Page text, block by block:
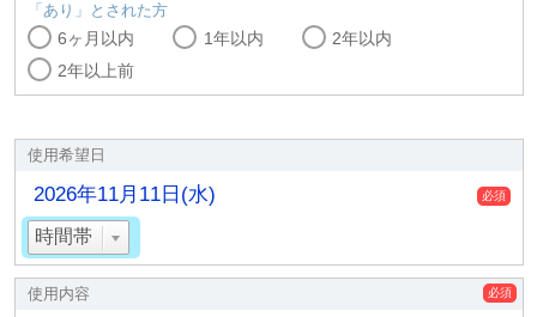
「あり」とされた方
6ヶ月以内 1年以内
2年以内
2年以上前
使用希望日
使用内容